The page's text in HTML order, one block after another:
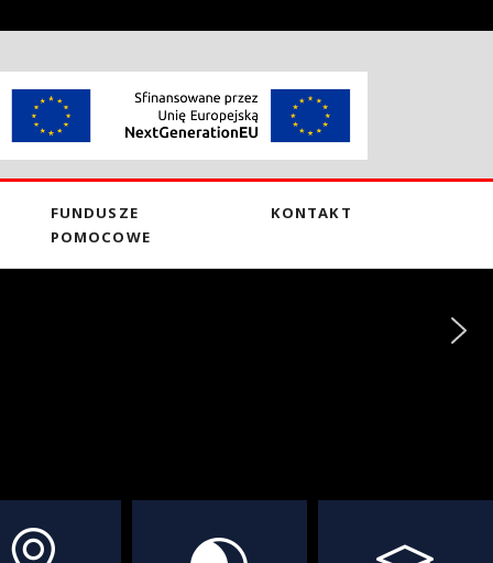
FUNDUSZE
POMOCOWE
KONTAKT